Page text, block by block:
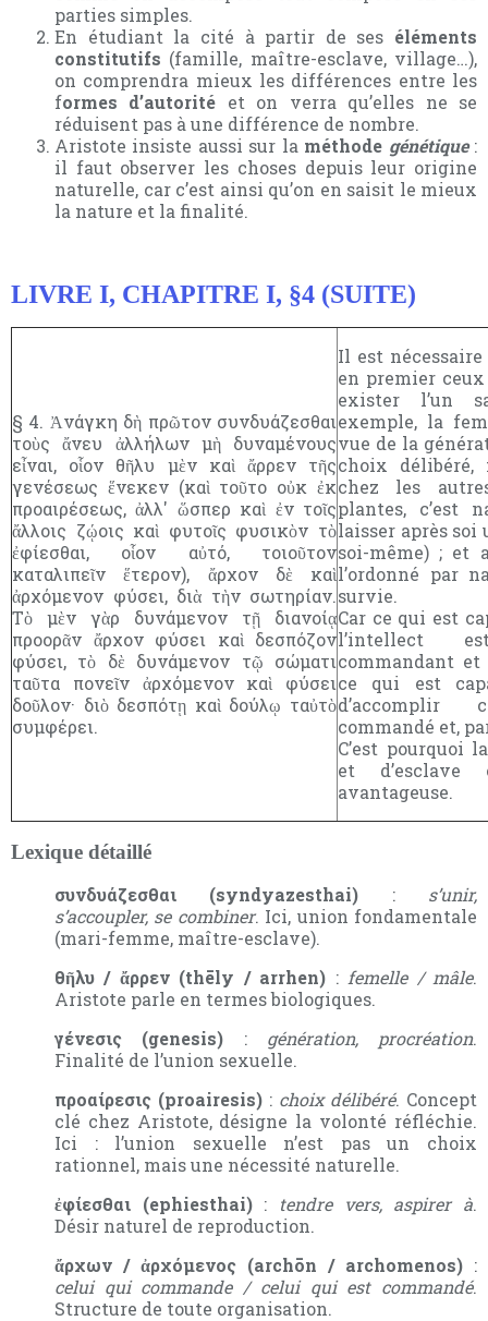
parties simples.
En étudiant la cité à partir de ses éléments
constitutifs (famille, maître-esclave, village…),
on comprendra mieux les différences entre les
formes d’autorité et on verra qu’elles ne se
réduisent pas à une différence de nombre.
Aristote insiste aussi sur la méthode génétique:
il faut observer les choses depuis leur origine
naturelle, car c’est ainsi qu’on en saisit le mieux
la nature et la finalité.
LIVRE I, CHAPITRE I, §4 (SUITE)
§ 4. Ἀνάγκη δὴ πρῶτον συνδυάζεσθαι
τοὺς ἄνευ ἀλλήλων μὴ δυναμένους
εἶναι, οἷον θῆλυ μὲν καὶ ἄρρεν τῆς
γενέσεως ἕνεκεν (καὶ τοῦτο οὐκ ἐκ
προαιρέσεως, ἀλλ' ὥσπερ καὶ ἐν τοῖς
ἄλλοις ζῴοις καὶ φυτοῖς φυσικὸν τὸ
ἐφίεσθαι, οἷον αὐτό, τοιοῦτον
καταλιπεῖν ἕτερον), ἄρχον δὲ καὶ
ἀρχόμενον φύσει, διὰ τὴν σωτηρίαν.
Τὸ μὲν γὰρ δυνάμενον τῇ διανοίᾳ
προορᾶν ἄρχον φύσει καὶ δεσπόζον
φύσει, τὸ δὲ δυνάμενον τῷ σώματι
ταῦτα πονεῖν ἀρχόμενον καὶ φύσει
δοῦλον· διὸ δεσπότῃ καὶ δούλῳ ταὐτὸ
συμφέρει.
Il est nécessaire
en premier
exister l’un
exemple, la
vue de la
choix délibéré,
chez les
plantes, c’est
laisser après soi
soi-même) ; et
l’ordonné par
survie.
Car ce qui est
l’intellect
commandant
ce qui est
commandé et,
C’est pourquoi
et d’esclave
avantageuse.
Lexique détaillé
συνδυάζεσθαι (syndyazesthai) : s’unir,
s’accoupler, se combiner. Ici, union fondamentale
(mari-femme, maître-esclave).
θῆλυ / ἄρρεν (thēly / arrhen) : femelle / mâle.
Aristote parle en termes biologiques.
γένεσις (genesis) : génération, procréation.
Finalité de l’union sexuelle.
προαίρεσις (proairesis) : choix délibéré. Concept
clé chez Aristote, désigne la volonté réfléchie.
Ici : l’union sexuelle n’est pas un choix
rationnel, mais une nécessité naturelle.
ἐφίεσθαι (ephiesthai): tendre vers, aspirer à.
Désir naturel de reproduction.
ἄρχων / ἀρχόμενος (archōn / archomenos) :
celui qui commande / celui qui est commandé.
Structure de toute organisation.